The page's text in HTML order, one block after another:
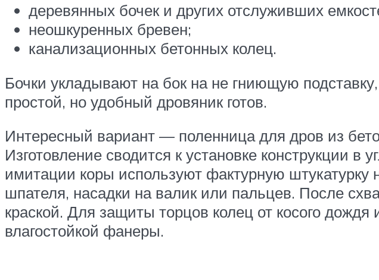
деревянных бочек и других отслуживших
неошкуренных бревен;
канализационных бетонных колец.
Бочки укладывают на бок на не гниющую
простой, но удобный дровяник готов.
Интересный вариант — поленница для дров из
Изготовление сводится к установке конструкции
имитации коры используют фактурную
шпателя, насадки на валик или пальцев. После
краской. Для защиты торцов колец от косого
влагостойкой фанеры.